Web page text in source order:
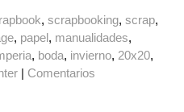
scrapbooking scrap
papel manualidades
boda invierno 20x20
| Comentarios